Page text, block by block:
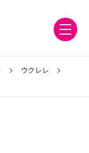
ウクレレ